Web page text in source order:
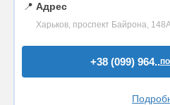
📍 Адрес
Харьков, проспект Байрона,
+38 (099) 964..